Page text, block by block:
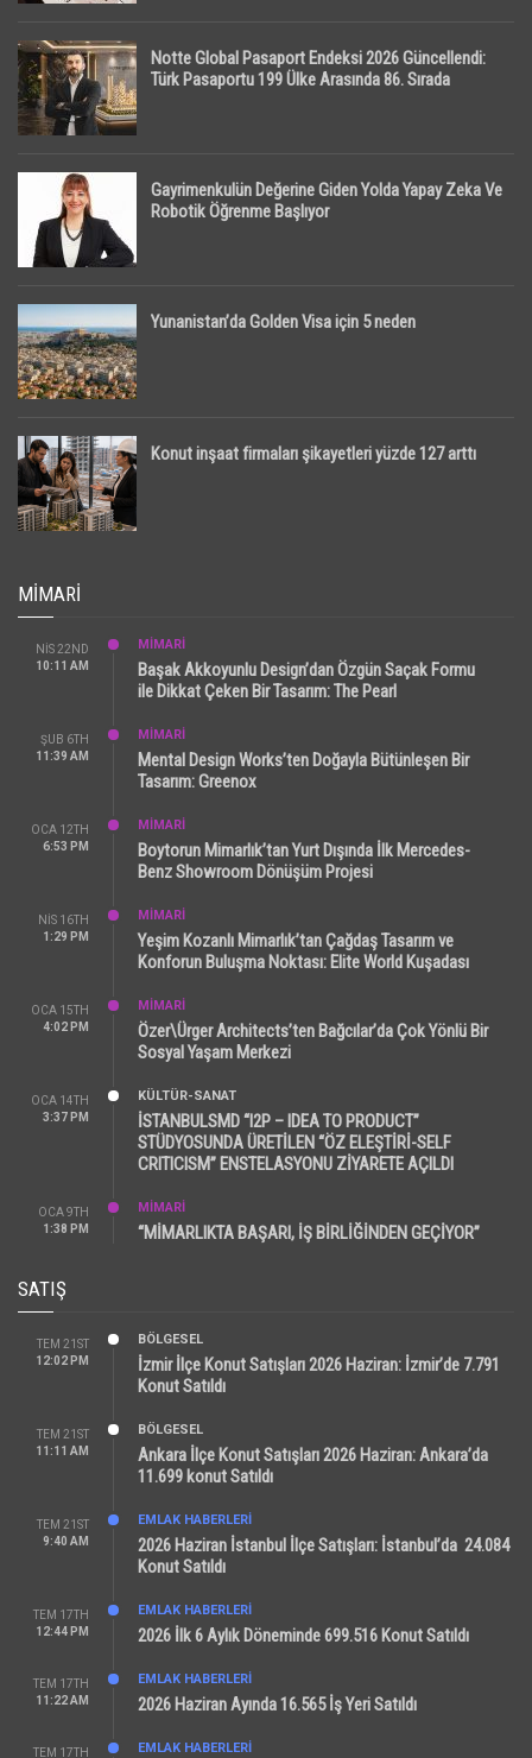
Notte Global Pasaport Endeksi 2026 Güncellendi:
Türk Pasaportu 199 Ülke Arasında 86. Sırada
Gayrimenkulün Değerine Giden Yolda Yapay Zeka Ve
Robotik Öğrenme Başlıyor
Yunanistan’da Golden Visa için 5 neden
Konut inşaat firmaları şikayetleri yüzde 127 arttı
MIMARI
NIS 22ND
10:11 AM
MİMARİ
Başak Akkoyunlu Design’dan Özgün Saçak Formu
ile Dikkat Çeken Bir Tasarım: The Pearl
ŞUB 6TH
11:39 AM
MİMARİ
Mental Design Works’ten Doğayla Bütünleşen Bir
Tasarım: Greenox
OCA 12TH
6:53 PM
MİMARİ
Boytorun Mimarlık’tan Yurt Dışında İlk Mercedes-
Benz Showroom Dönüşüm Projesi
NIS 16TH
1:29 PM
MİMARİ
Yeşim Kozanlı Mimarlık’tan Çağdaş Tasarım ve
Konforun Buluşma Noktası: Elite World Kuşadası
OCA 15TH
4:02 PM
MİMARİ
Özer\Ürger Architects’ten Bağcılar’da Çok Yönlü Bir
Sosyal Yaşam Merkezi
OCA 14TH
3:37 PM
KÜLTÜR-SANAT
İSTANBULSMD “I2P – IDEA TO PRODUCT”
STÜDYOSUNDA ÜRETİLEN “ÖZ ELEŞTİRİ-SELF
CRITICISM” ENSTELASYONU ZİYARETE AÇILDI
OCA 9TH
1:38 PM
MİMARİ
“MİMARLIKTA BAŞARI, İŞ BİRLİĞİNDEN GEÇİYOR”
SATIŞ
TEM 21ST
12:02 PM
BÖLGESEL
İzmir İlçe Konut Satışları 2026 Haziran: İzmir’de 7.791
Konut Satıldı
TEM 21ST
11:11 AM
BÖLGESEL
Ankara İlçe Konut Satışları 2026 Haziran: Ankara’da
11.699 konut Satıldı
TEM 21ST
9:40 AM
EMLAK HABERLERI
2026 Haziran İstanbul İlçe Satışları: İstanbul’da 24.084
Konut Satıldı
TEM 17TH
12:44 PM
EMLAK HABERLERI
2026 İlk 6 Aylık Döneminde 699.516 Konut Satıldı
TEM 17TH
11:22 AM
EMLAK HABERLERI
2026 Haziran Ayında 16.565 İş Yeri Satıldı
TEM 17TH EMLAK HABERLERI